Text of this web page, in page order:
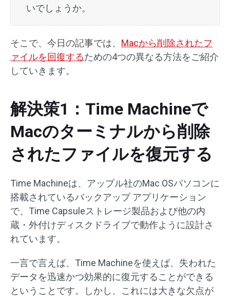
いでしょうか。
そこで、今日の記事では、 Macから削除されたフ
ァイルを回復するための4つの異なる方法をご紹介
していきます。
解決策1：Time Machineで
Macのターミナルから削除
されたファイルを復元する
Time Machineは、アップル社のMac OSパソコンに
搭載されているバックアップ アプリケーション
で、Time Capsuleストレージ製品および他の内
蔵・外付けディスクドライブで動作ように設計さ
れています。
一言で言えば、Time Machineを使えば、失われた
データを迅速かつ効果的に復元することができる
ということです。しかし、これには大きな欠点が